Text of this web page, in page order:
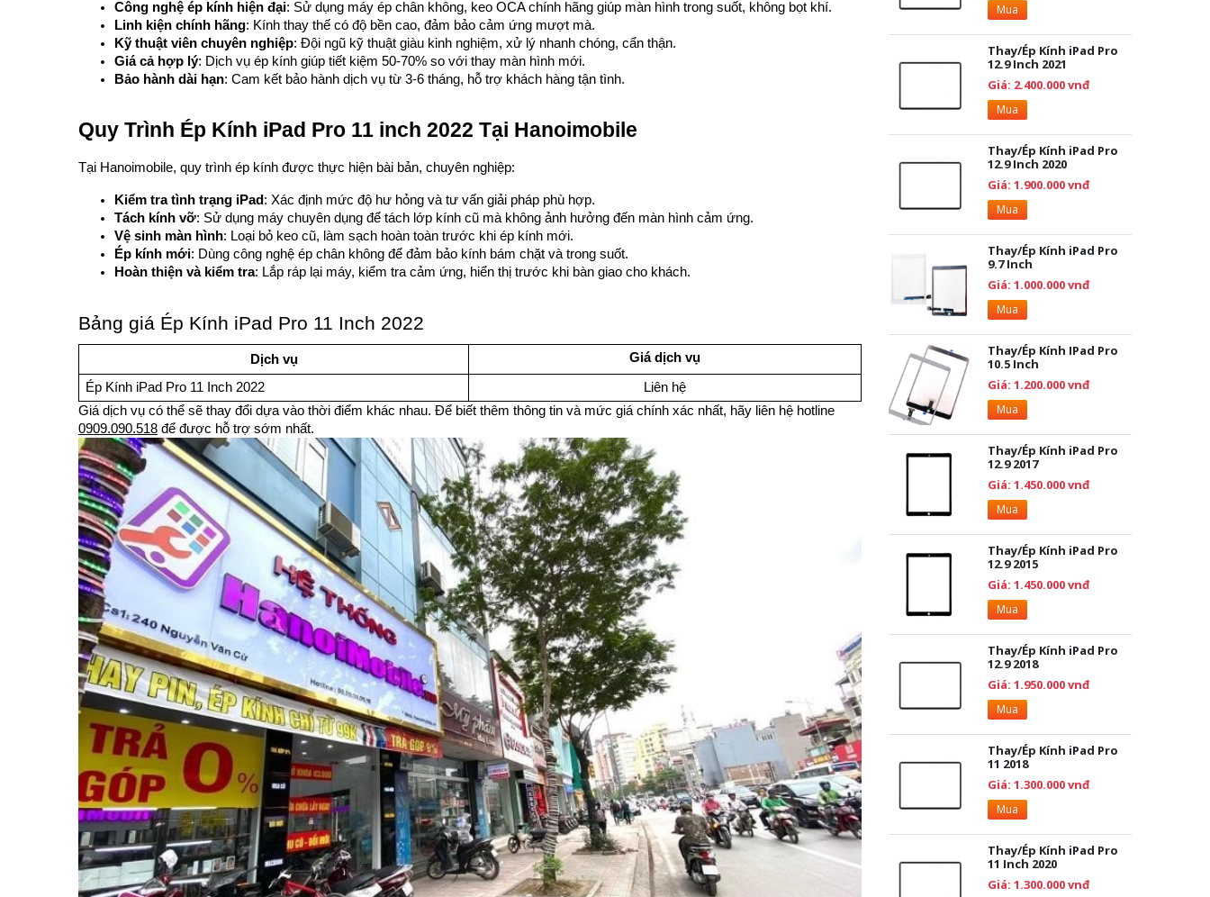
Công nghệ ép kính hiện đại: Sử dụng máy ép chân không, keo OCA chính hãng giúp màn hình trong suốt, không bọt khí.
Linh kiện chính hãng: Kính thay thế có độ bền cao, đảm bảo cảm ứng mượt mà.
Kỹ thuật viên chuyên nghiệp: Đội ngũ kỹ thuật giàu kinh nghiệm, xử lý nhanh chóng, cẩn thận.
Giá cả hợp lý: Dịch vụ ép kính giúp tiết kiệm 50-70% so với thay màn hình mới.
Bảo hành dài hạn: Cam kết bảo hành dịch vụ từ 3-6 tháng, hỗ trợ khách hàng tận tình.
Quy Trình Ép Kính iPad Pro 11 inch 2022 Tại Hanoimobile
Tại Hanoimobile, quy trình ép kính được thực hiện bài bản, chuyên nghiệp:
Kiểm tra tình trạng iPad : Xác định mức độ hư hỏng và tư vấn giải pháp phù hợp.
Tách kính vỡ: Sử dụng máy chuyên dụng để tách lớp kính cũ mà không ảnh hưởng đến màn hình cảm ứng.
Vệ sinh màn hình: Loại bỏ keo cũ, làm sạch hoàn toàn trước khi ép kính mới.
Ép kính mới: Dùng công nghệ ép chân không để đảm bảo kính bám chặt và trong suốt.
Hoàn thiện và kiểm tra: Lắp ráp lại máy, kiểm tra cảm ứng, hiển thị trước khi bàn giao cho khách.
Bảng giá Ép Kính iPad Pro 11 Inch 2022
Dịch vụ Giá dịch vụ
Ép Kính iPad Pro 11 Inch 2022
Liên hệ
Giá dịch vụ có thể sẽ thay đổi dựa vào thời điểm khác nhau. Để biết thêm thông tin và mức giá chính xác nhất, hãy liên hệ hotline
0909.090.518 để được hỗ trợ sớm nhất.
Mua
Thay/Ép Kính iPad Pro
12.9 Inch 2021
Giá: 2.400.000 vnđ
Mua
Thay/Ép Kính iPad Pro
12.9 Inch 2020
Giá: 1.900.000 vnđ
Mua
Thay/Ép Kính iPad Pro
9.7 Inch
Giá: 1.000.000 vnđ
Mua
Thay/Ép Kính IPad Pro
10.5 Inch
Giá: 1.200.000 vnđ
Mua
Thay/Ép Kính iPad Pro
12.9 2017
Giá: 1.450.000 vnđ
Mua
Thay/Ép Kính iPad Pro
12.9 2015
Giá: 1.450.000 vnđ
Mua
Thay/Ép Kính iPad Pro
12.9 2018
Giá: 1.950.000 vnđ
Mua
Thay/Ép Kính iPad Pro
11 2018
Giá: 1.300.000 vnđ
Mua
Thay/Ép Kính iPad Pro
11 Inch 2020
Giá: 1.300.000 vnđ